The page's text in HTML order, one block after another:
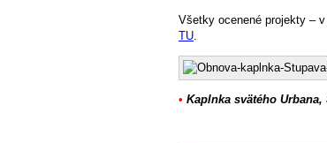
Všetky ocenené projekty –
TU
• Kaplnka svätého Urbana,